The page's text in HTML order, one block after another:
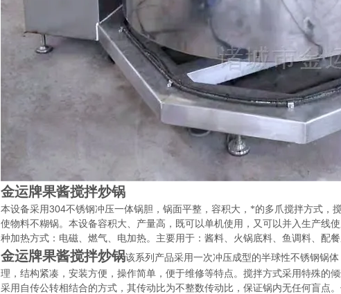
金运牌果酱搅拌炒锅
本设备采用304不锈钢冲压一体锅胆，锅面平整，容积大，*的多爪搅拌方式，
使物料不糊锅。本设备容积大、产量高，既可以单机使用，又可以并入生产线
种加热方式：电磁、燃气、电加热。主要用于：酱料、火锅底料、鱼调料、配餐
金运牌果酱搅拌炒锅该系列产品采用一次冲压成型的半球性不锈钢锅
理，结构紧凑，安装方便，操作简单，便于维修等特点。搅拌方式采用特殊的
采用自传公转相结合的方式，其传动比为不整数传动比，保证锅内无任何盲点